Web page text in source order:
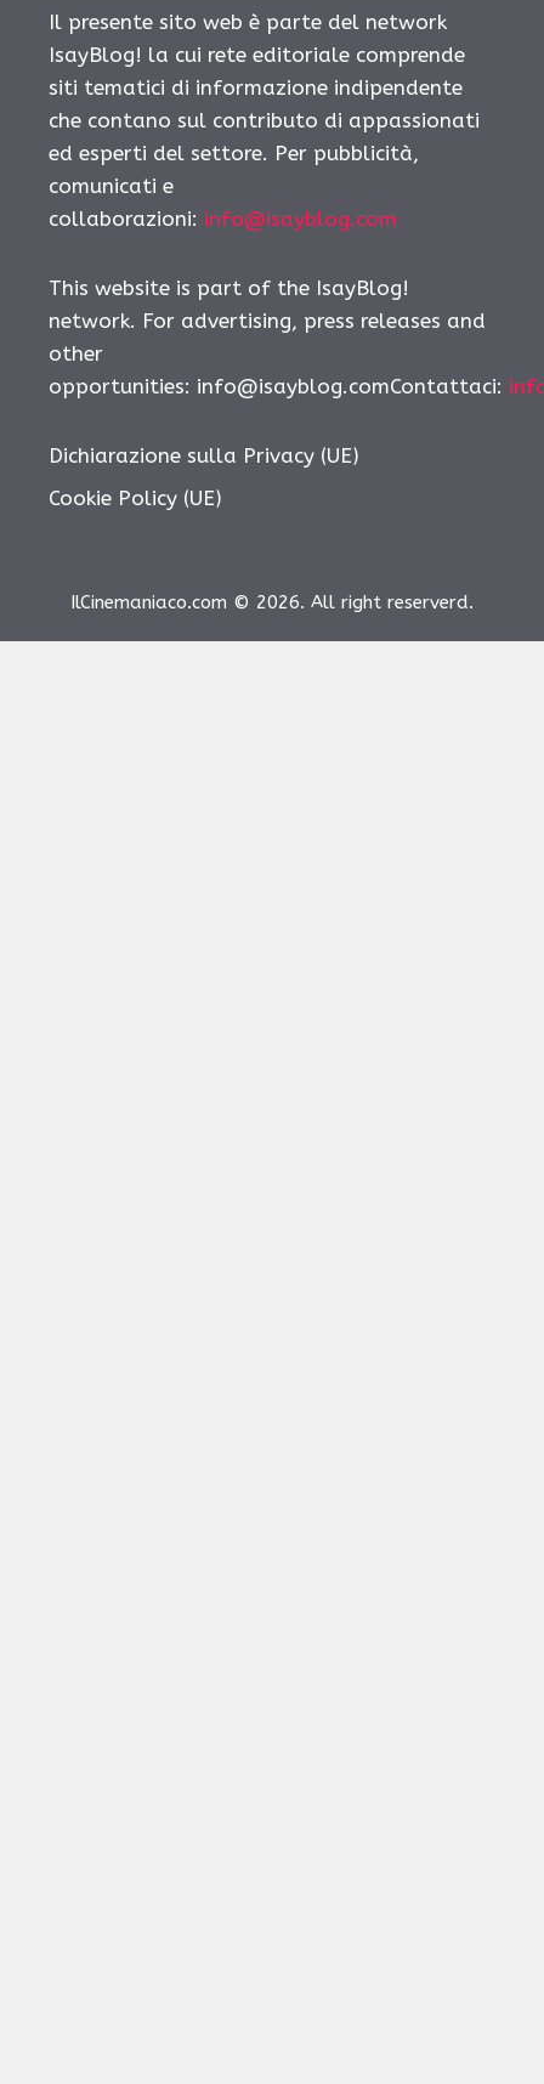
Il presente sito web è parte del network
IsayBlog! la cui rete editoriale comprende
siti tematici di informazione indipendente
che contano sul contributo di appassionati
ed esperti del settore. Per pubblicità,
comunicati e
collaborazioni: info@isayblog.com
This website is part of the IsayBlog!
network. For advertising, press releases and
other
opportunities: info@isayblog.comContattaci:
Dichiarazione sulla Privacy (UE)
Cookie Policy (UE)
IlCinemaniaco.com © 2026. All right reserverd.